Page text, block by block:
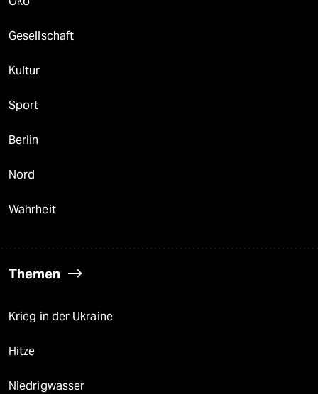
Gesellschaft
Kultur
Sport
Berlin
Nord
Wahrheit
Themen
Krieg in der Ukraine
Hitze
Niedrigwasser